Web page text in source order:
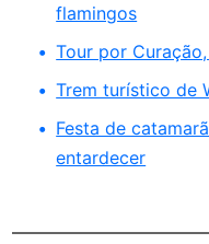
flamingos
Tour por
Trem turístico de
Festa de
entardecer